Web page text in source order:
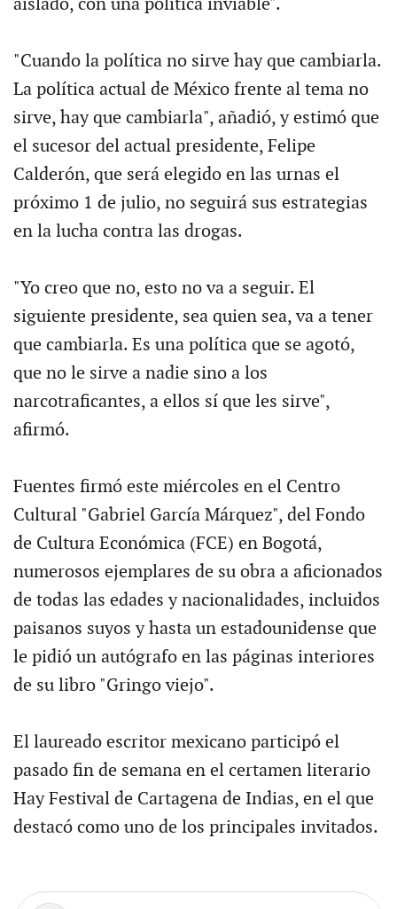
aislado, con una política inviable".
"Cuando la política no sirve hay que cambiarla.
La política actual de México frente al tema no
sirve, hay que cambiarla", añadió, y estimó que
el sucesor del actual presidente, Felipe
Calderón, que será elegido en las urnas el
próximo 1 de julio, no seguirá sus estrategias
en la lucha contra las drogas.
"Yo creo que no, esto no va a seguir. El
siguiente presidente, sea quien sea, va a tener
que cambiarla. Es una política que se agotó,
que no le sirve a nadie sino a los
narcotraficantes, a ellos sí que les sirve",
afirmó.
Fuentes firmó este miércoles en el Centro
Cultural "Gabriel García Márquez", del Fondo
de Cultura Económica (FCE) en Bogotá,
numerosos ejemplares de su obra a aficionados
de todas las edades y nacionalidades, incluidos
paisanos suyos y hasta un estadounidense que
le pidió un autógrafo en las páginas interiores
de su libro "Gringo viejo".
El laureado escritor mexicano participó el
pasado fin de semana en el certamen literario
Hay Festival de Cartagena de Indias, en el que
destacó como uno de los principales invitados.